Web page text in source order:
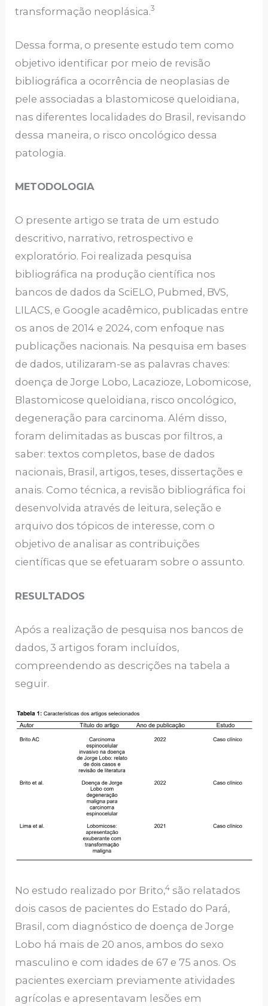
transformação neoplásica.3
Dessa forma, o presente estudo tem como
objetivo identificar por meio de revisão
bibliográfica a ocorrência de neoplasias de
pele associadas a blastomicose queloidiana,
nas diferentes localidades do Brasil, revisando
dessa maneira, o risco oncológico dessa
patologia.
METODOLOGIA
O presente artigo se trata de um estudo
descritivo, narrativo, retrospectivo e
exploratório. Foi realizada pesquisa
bibliográfica na produção científica nos
bancos de dados da SciELO, Pubmed, BVS,
LILACS, e Google acadêmico, publicadas entre
os anos de 2014 e 2024, com enfoque nas
publicações nacionais. Na pesquisa em bases
de dados, utilizaram-se as palavras chaves:
doença de Jorge Lobo, Lacazioze, Lobomicose,
Blastomicose queloidiana, risco oncológico,
degeneração para carcinoma. Além disso,
foram delimitadas as buscas por filtros, a
saber: textos completos, base de dados
nacionais, Brasil, artigos, teses, dissertações e
anais. Como técnica, a revisão bibliográfica foi
desenvolvida através de leitura, seleção e
arquivo dos tópicos de interesse, com o
objetivo de analisar as contribuições
científicas que se efetuaram sobre o assunto.
RESULTADOS
Após a realização de pesquisa nos bancos de
dados, 3 artigos foram incluídos,
compreendendo as descrições na tabela a
seguir.
No estudo realizado por Brito,4 são relatados
dois casos de pacientes do Estado do Pará,
Brasil, com diagnóstico de doença de Jorge
Lobo há mais de 20 anos, ambos do sexo
masculino e com idades de 67 e 75 anos. Os
pacientes exerciam previamente atividades
agrícolas e apresentavam lesões em